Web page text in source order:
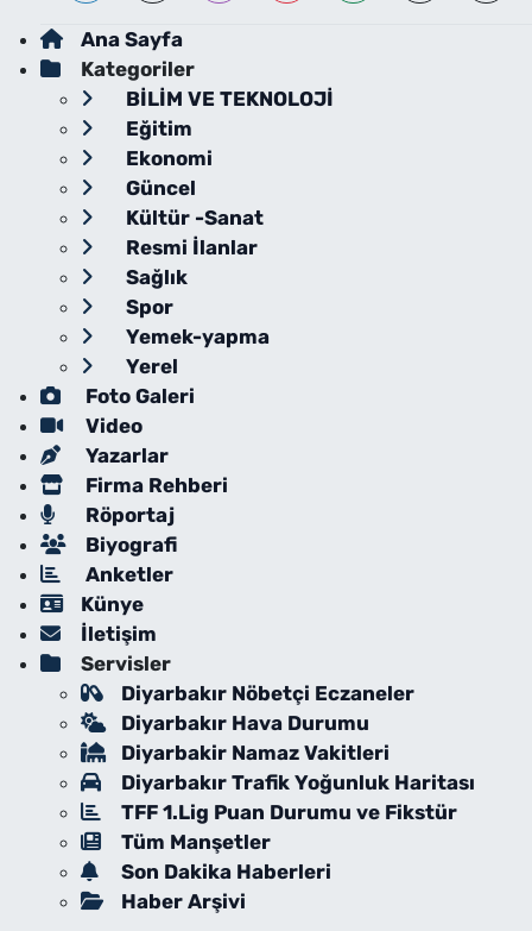
Ana Sayfa
Kategoriler
BİLİM VE TEKNOLOJİ
Eğitim
Ekonomi
Güncel
Kültür -Sanat
Resmi İlanlar
Sağlık
Spor
Yemek-yapma
Yerel
Foto Galeri
Video
Yazarlar
Firma Rehberi
Röportaj
Biyografi
Anketler
Künye
İletişim
Servisler
Diyarbakır Nöbetçi Eczaneler
Diyarbakır Hava Durumu
Diyarbakir Namaz Vakitleri
Diyarbakır Trafik Yoğunluk Haritası
TFF 1.Lig Puan Durumu ve Fikstür
Tüm Manşetler
Son Dakika Haberleri
Haber Arşivi